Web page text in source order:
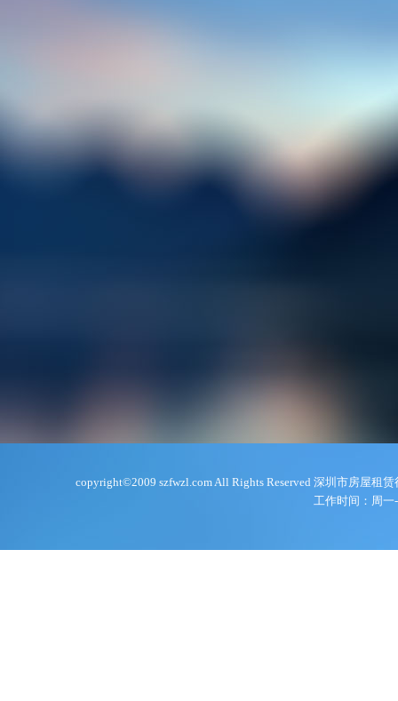
copyright©2009 szfwzl.com All Rights Reserved 深圳市房屋租
工作时间：周一